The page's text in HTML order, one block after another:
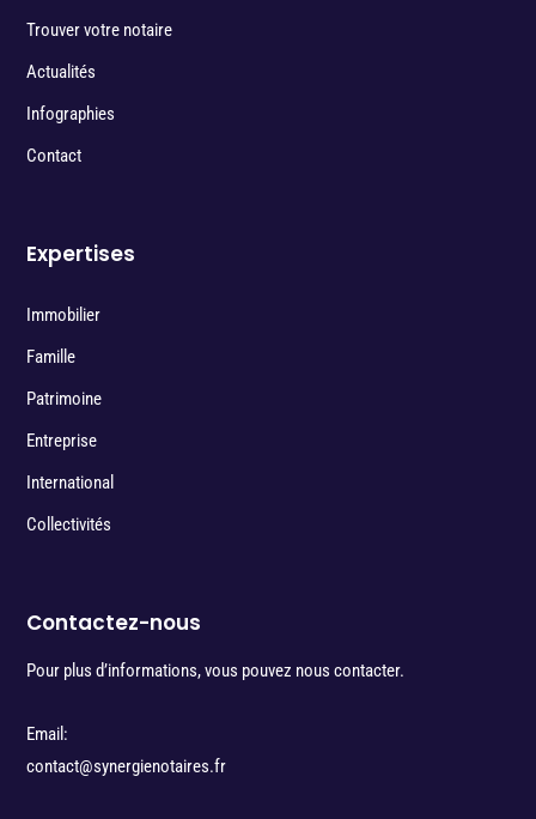
Trouver votre notaire
Actualités
Infographies
Contact
Expertises
Immobilier
Famille
Patrimoine
Entreprise
International
Collectivités
Contactez-nous
Pour plus d’informations, vous pouvez nous contacter.
Email:
contact@synergienotaires.fr